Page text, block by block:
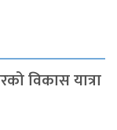
विकास यात्रा